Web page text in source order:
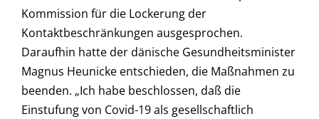
Kommission für die Lockerung der
Kontaktbeschränkungen ausgesprochen.
Daraufhin hatte der dänische Gesundheitsminister
Magnus Heunicke entschieden, die Maßnahmen zu
beenden. „Ich habe beschlossen, daß die
Einstufung von Covid-19 als gesellschaftlich